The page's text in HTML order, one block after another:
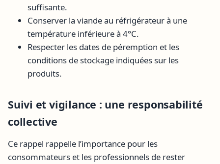
suffisante.
Conserver la viande au réfrigérateur à une
température inférieure à 4°C.
Respecter les dates de péremption et les
conditions de stockage indiquées sur les
produits.
Suivi et vigilance : une responsabilité
collective
Ce rappel rappelle l’importance pour les
consommateurs et les professionnels de rester